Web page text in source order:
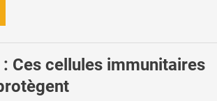
: Ces cellules immunitaires